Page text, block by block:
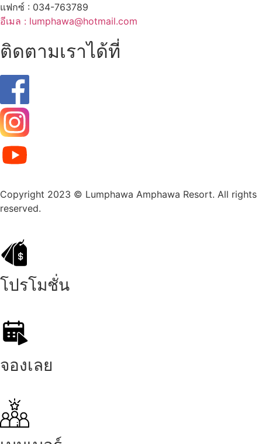
แฟกซ์ : 034-763789
อีเมล : lumphawa@hotmail.com
ติดตามเราได้ที่
Copyright 2023 © Lumphawa Amphawa Resort. All rights
reserved.
โปรโมชั่น
จองเลย